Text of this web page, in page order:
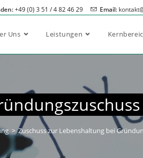
+49 (0) 3 51 / 4 82 46 29 Email:
Uns Leistungen
> Zuschuss zur Lebenshaltung bei